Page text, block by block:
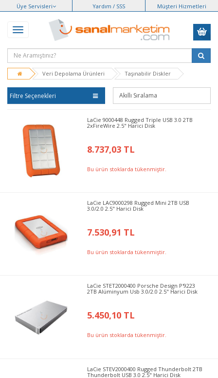
Üye Servisleri Yardım / SSS Müşteri Hizmetleri
Veri Depolama Ürünleri Taşınabilir Diskler
Filtre Seçenekleri
LaCie 9000448 Rugged Triple USB 3.0 2TB
2xFireWire 2.5" Harici Disk
8.737,03 TL
Bu ürün stoklarda tükenmiştir.
LaCie LAC9000298 Rugged Mini 2TB USB
3.0/2.0 2.5" Harici Disk
7.530,91 TL
Bu ürün stoklarda tükenmiştir.
LaCie STET2000400 Porsche Design P'9223
2TB Alüminyum Usb 3.0/2.0 2.5" Harici Disk
5.450,10 TL
Bu ürün stoklarda tükenmiştir.
LaCie STEV2000400 Rugged Thunderbolt 2TB
Thunderbolt USB 3.0 2.5" Harici Disk